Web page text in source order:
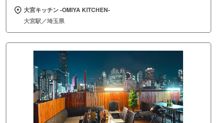
大宮キッチン ‐OMIYA KITCHEN‐
大宮駅／埼玉県